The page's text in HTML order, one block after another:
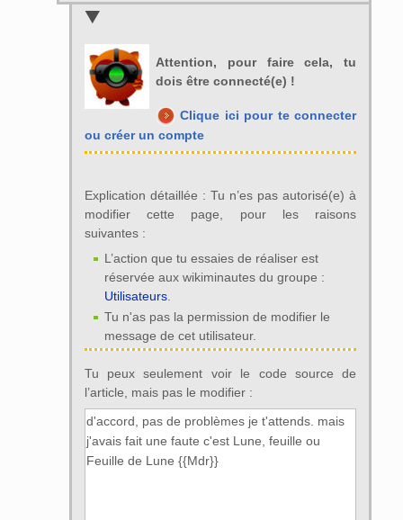
Attention, pour faire cela, tu
dois être connecté(e) !
Clique ici pour te connecter
ou créer un compte
Explication détaillée : Tu n’es pas autorisé(e) à
modifier cette page, pour les raisons
suivantes :
L’action que tu essaies de réaliser est
réservée aux wikiminautes du groupe :
Utilisateurs.
Tu n'as pas la permission de modifier le
message de cet utilisateur.
Tu peux seulement voir le code source de
l’article, mais pas le modifier :